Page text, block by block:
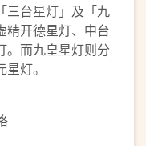
三台星灯」及「九
精开德星灯、中台
。而九皇星灯则分
灯。